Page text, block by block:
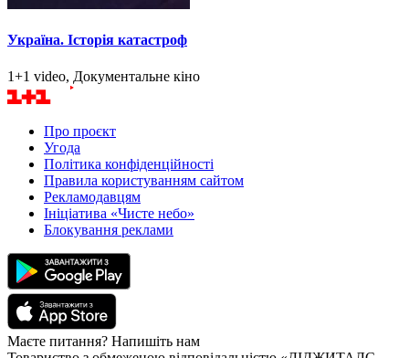
Україна. Історія катастроф
1+1 video, Документальне кіно
Про проєкт
Угода
Політика конфіденційності
Правила користуванням сайтом
Рекламодавцям
Ініціатива «Чисте небо»
Блокування реклами
Маєте питання? Напишіть нам